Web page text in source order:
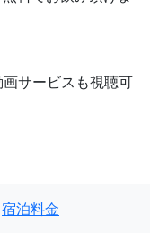
サービスも視聴可
宿泊料金